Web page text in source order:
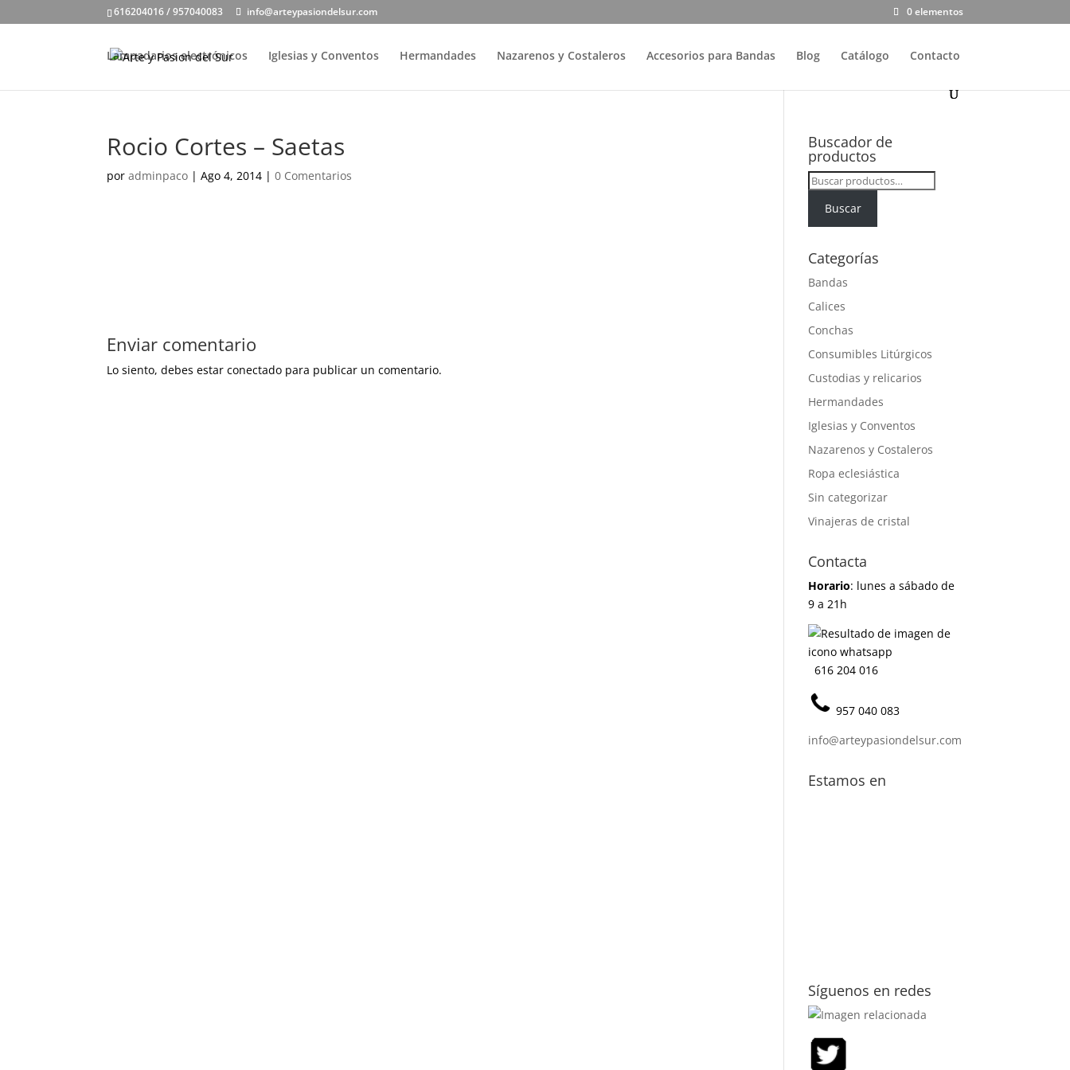
616204016 / 957040083 info@arteypasiondelsur.com 0 elementos
Lampadarios electrónicos Iglesias y Conventos Hermandades Nazarenos y Costaleros Accesorios para Bandas Blog Catálogo Contacto
Rocio Cortes – Saetas
poradminpaco |Ago 4, 2014 |0 Comentarios
Enviar comentario
Lo siento, debes estarconectado para publicar un comentario.
Buscador de
productos
Buscar
Buscar
Categorías
Bandas
Calices
Conchas
Consumibles Litúrgicos
Custodias y relicarios
Hermandades
Iglesias y Conventos
Nazarenos y Costaleros
Ropa eclesiástica
Sin categorizar
Vinajeras de cristal
Contacta
Horario: lunes a sábado de
9 a 21h
616 204 016
957 040 083
info@arteypasiondelsur.com
Estamos en
Síguenos en redes